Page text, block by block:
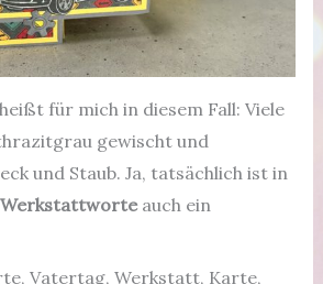
für mich in diesem Fall: Viele
gewischt und
und Staub. Ja, tatsächlich ist in
auch ein